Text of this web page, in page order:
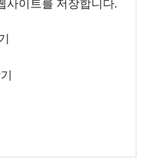
사이트를 저장합니다.